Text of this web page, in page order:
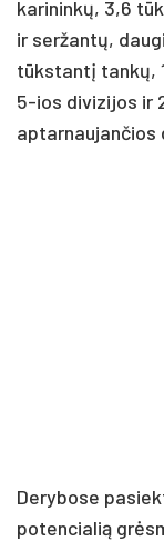
karininkų, 3,6
ir seržantų,
tūkstantį tankų,
5-ios divizijos ir
aptarnaujančios
Derybose
potencialią